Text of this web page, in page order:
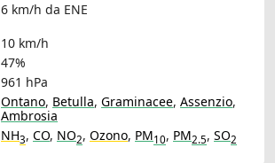
6 km/h da ENE
10 km/h
47%
961 hPa
Ontano, Betulla, Graminacee, Assenzio,
Ambrosia
NH3, CO, NO2, Ozono, PM10, PM2.5, SO2